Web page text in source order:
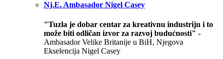
Nj.E. Ambasador Nigel Casey
"Tuzla je dobar centar za kreativnu industriju i to
može biti odličan izvor za razvoj budućnosti" -
Ambasador Velike Britanije u BiH, Njegova
Ekselencija Nigel Casey